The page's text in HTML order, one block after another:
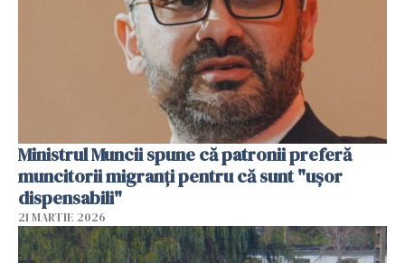
Ministrul Muncii spune că patronii preferă
muncitorii migranți pentru că sunt "uşor
dispensabili"
21 MARTIE 2026